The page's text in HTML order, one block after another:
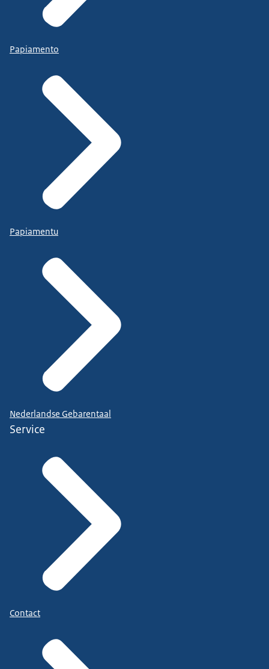
Papiamento
Papiamentu
Nederlandse Gebarentaal
Service
Contact